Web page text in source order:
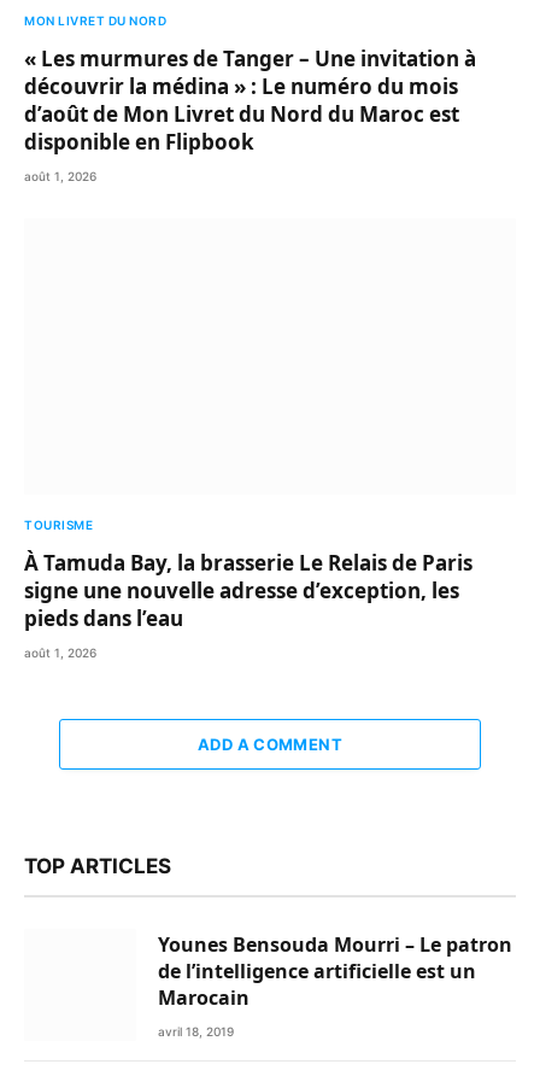
MON LIVRET DU NORD
« Les murmures de Tanger – Une invitation à
découvrir la médina » : Le numéro du mois
d’août de Mon Livret du Nord du Maroc est
disponible en Flipbook
août 1, 2026
TOURISME
À Tamuda Bay, la brasserie Le Relais de Paris
signe une nouvelle adresse d’exception, les
pieds dans l’eau
août 1, 2026
ADD A COMMENT
TOP ARTICLES
Younes Bensouda Mourri – Le patron
de l’intelligence artificielle est un
Marocain
avril 18, 2019